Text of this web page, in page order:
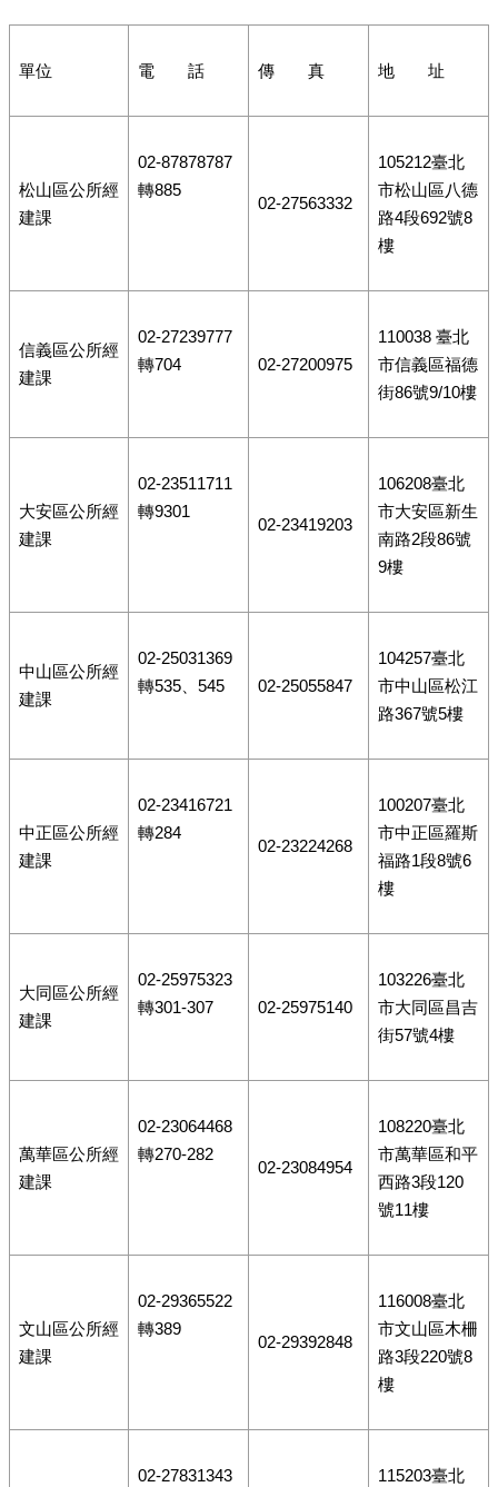
單位 電 話 傳 真 地 址
松山區公所經
建課
02-87878787
轉885
02-27563332
105212臺北
市松山區八德
路4段692號8
樓
信義區公所經
建課
02-27239777
轉704
02-27200975
110038 臺北
市信義區福德
街86號9/10樓
大安區公所經
建課
02-23511711
轉9301
02-23419203
106208臺北
市大安區新生
南路2段86號
9樓
中山區公所經
建課
02-25031369
轉535、545
02-25055847
104257臺北
市中山區松江
路367號5樓
中正區公所經
建課
02-23416721
轉284
02-23224268
100207臺北
市中正區羅斯
福路1段8號6
樓
大同區公所經
建課
02-25975323
轉301-307
02-25975140
103226臺北
市大同區昌吉
街57號4樓
萬華區公所經
建課
02-23064468
轉270-282
02-23084954
108220臺北
市萬華區和平
西路3段120
號11樓
文山區公所經
建課
02-29365522
轉389
02-29392848
116008臺北
市文山區木柵
路3段220號8
樓
02-27831343
115203臺北